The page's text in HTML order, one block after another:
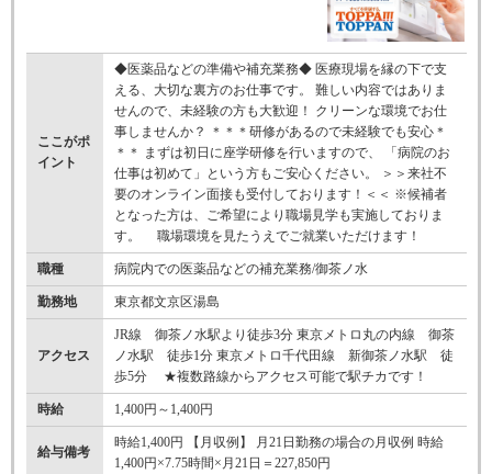
ここがポ
イント
◆医薬品などの準備や補充業務◆ 医療現場を縁の下で支
える、大切な裏方のお仕事です。 難しい内容ではありま
せんので、未経験の方も大歓迎！ クリーンな環境でお仕
事しませんか？ ＊＊＊研修があるので未経験でも安心＊
＊＊ まずは初日に座学研修を行いますので、 「病院のお
仕事は初めて」という方もご安心ください。 ＞＞来社不
要のオンライン面接も受付しております！＜＜ ※候補者
となった方は、ご希望により職場見学も実施しておりま
す。 職場環境を見たうえでご就業いただけます！
職種 病院内での医薬品などの補充業務/御茶ノ水
勤務地 東京都文京区湯島
アクセス
JR線 御茶ノ水駅より徒歩3分 東京メトロ丸の内線 御茶
ノ水駅 徒歩1分 東京メトロ千代田線 新御茶ノ水駅 徒
歩5分 ★複数路線からアクセス可能で駅チカです！
時給 1,400円～1,400円
給与備考
時給1,400円 【月収例】 月21日勤務の場合の月収例 時給
1,400円×7.75時間×月21日＝227,850円